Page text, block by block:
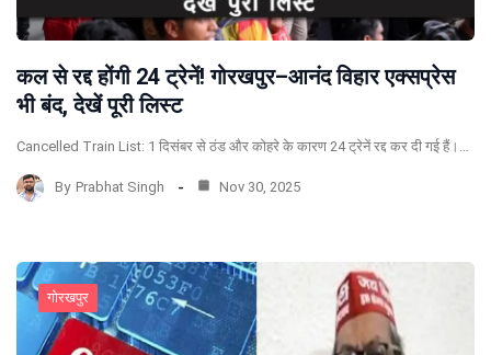
कल से रद्द होंगी 24 ट्रेनें! गोरखपुर–आनंद विहार एक्सप्रेस
भी बंद, देखें पूरी लिस्ट
Cancelled Train List: 1 दिसंबर से ठंड और कोहरे के कारण 24 ट्रेनें रद्द कर दी गई हैं।…
By Prabhat Singh Nov 30, 2025
गोरखपुर